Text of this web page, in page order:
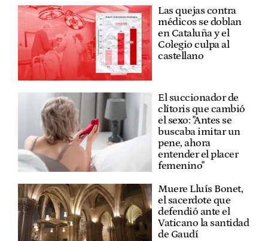
Las quejas contra
médicos se doblan
en Cataluña y el
Colegio culpa al
castellano
El succionador de
clítoris que cambió
el sexo: "Antes se
buscaba imitar un
pene, ahora
entender el placer
femenino"
Muere Lluís Bonet,
el sacerdote que
defendió ante el
Vaticano la santidad
de Gaudí